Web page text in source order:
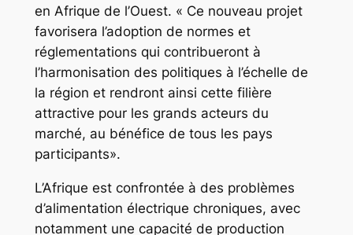
en Afrique de l’Ouest. « Ce nouveau projet
favorisera l’adoption de normes et
réglementations qui contribueront à
l’harmonisation des politiques à l’échelle de
la région et rendront ainsi cette filière
attractive pour les grands acteurs du
marché, au bénéfice de tous les pays
participants».
L’Afrique est confrontée à des problèmes
d’alimentation électrique chroniques, avec
notamment une capacité de production